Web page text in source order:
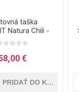
taška
Natura Chili -
25 L
€